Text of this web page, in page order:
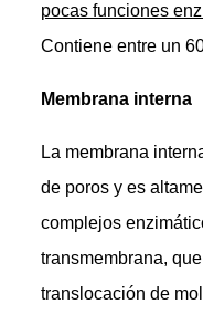
pocas funciones
Contiene entre un
Membrana interna
La membrana
de poros y es
complejos
transmembrana,
translocación de